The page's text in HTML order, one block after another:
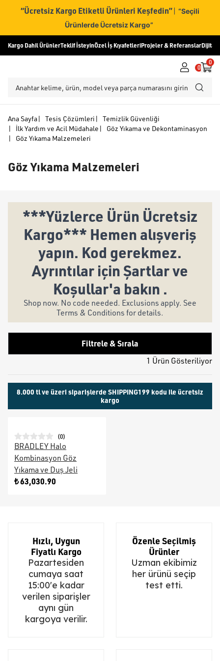
“Ücretsiz Kargo Etiketli Ürünleri Keşfedin” | “Seçili
Ürünlerde Ücretsiz Kargo”
Kargo Dahil ÜrünlerTeklif İsteyinÖzel İş KıyafetleriProjeler & ReferanslarDijital
0
0
Ana Sayfa| Tesis Çözümleri |
Temizlik Güvenliği
|
İlk Yardım ve Acil Müdahale |
Göz Yıkama ve Dekontaminasyon
|
Göz Yıkama Malzemeleri
Göz Yıkama Malzemeleri
***Yüzlerce Ürün Ücretsiz
Kargo*** Hemen alışveriş
yapın. Kod gerekmez.
Ayrıntılar için Şartlar ve
Koşullar'a bakın .
Shop now. No code needed. Exclusions apply. See
Terms & Conditions for details.
Filtrele & Sırala
1 Ürün Gösteriliyor
8.000 tl ve üzeri siparişlerde SHIPPING199 kodu ile ücretsiz
kargo
(0)
BRADLEY Halo
Kombinasyon Göz
Yıkama ve Duş Jeli
₺ 63,030.90
Hızlı, Uygun
Fiyatlı Kargo
Pazartesiden
cumaya saat
15:00'e kadar
verilen siparişler
aynı gün
kargoya verilir.
Özenle Seçilmiş
Ürünler
Uzman ekibimiz
her ürünü seçip
test etti.